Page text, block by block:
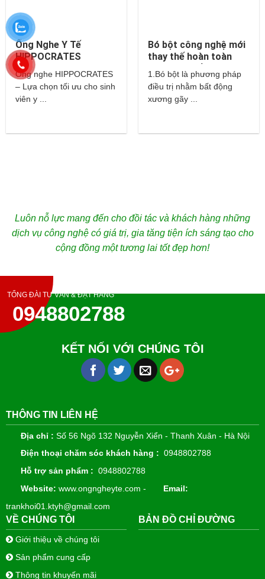
Ống Nghe Y Tế
HIPPOCRATES
Ống nghe HIPPOCRATES
– Lựa chọn tối ưu cho sinh
viên y ...
Bó bột công nghệ mới
thay thế hoàn toàn
cho bột thuỷ tinh và
thạch cao?
1.Bó bột là phương pháp
điều trị nhằm bất động
xương gãy ...
Luôn nỗ lực mang đến cho đồi tác và khách hàng những
dịch vụ công nghệ có giá trị, gia tăng tiện ích sáng tạo cho
cộng đồng một tương lai tốt đẹp hơn!
TỔNG ĐÀI TƯ VẤN & ĐẶT HÀNG
0948802788
KẾT NỐI VỚI CHÚNG TÔI
THÔNG TIN LIÊN HỆ
Địa chỉ : Số 56 Ngõ 132 Nguyễn Xiển - Thanh Xuân - Hà Nội
Điện thoại chăm sóc khách hàng : 0948802788
Hỗ trợ sản phẩm : 0948802788
Website: www.ongngheyte.com -
Email:
trankhoi01.ktyh@gmail.com
VỀ CHÚNG TÔI
Giới thiệu về chúng tôi
Sản phẩm cung cấp
Thông tin khuyến mãi
BẢN ĐỒ CHỈ ĐƯỜNG